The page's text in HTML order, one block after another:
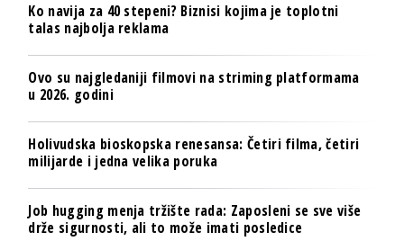
Ko navija za 40 stepeni? Biznisi kojima je toplotni
talas najbolja reklama
Ovo su najgledaniji filmovi na striming platformama
u 2026. godini
Holivudska bioskopska renesansa: Četiri filma, četiri
milijarde i jedna velika poruka
Job hugging menja tržište rada: Zaposleni se sve više
drže sigurnosti, ali to može imati posledice